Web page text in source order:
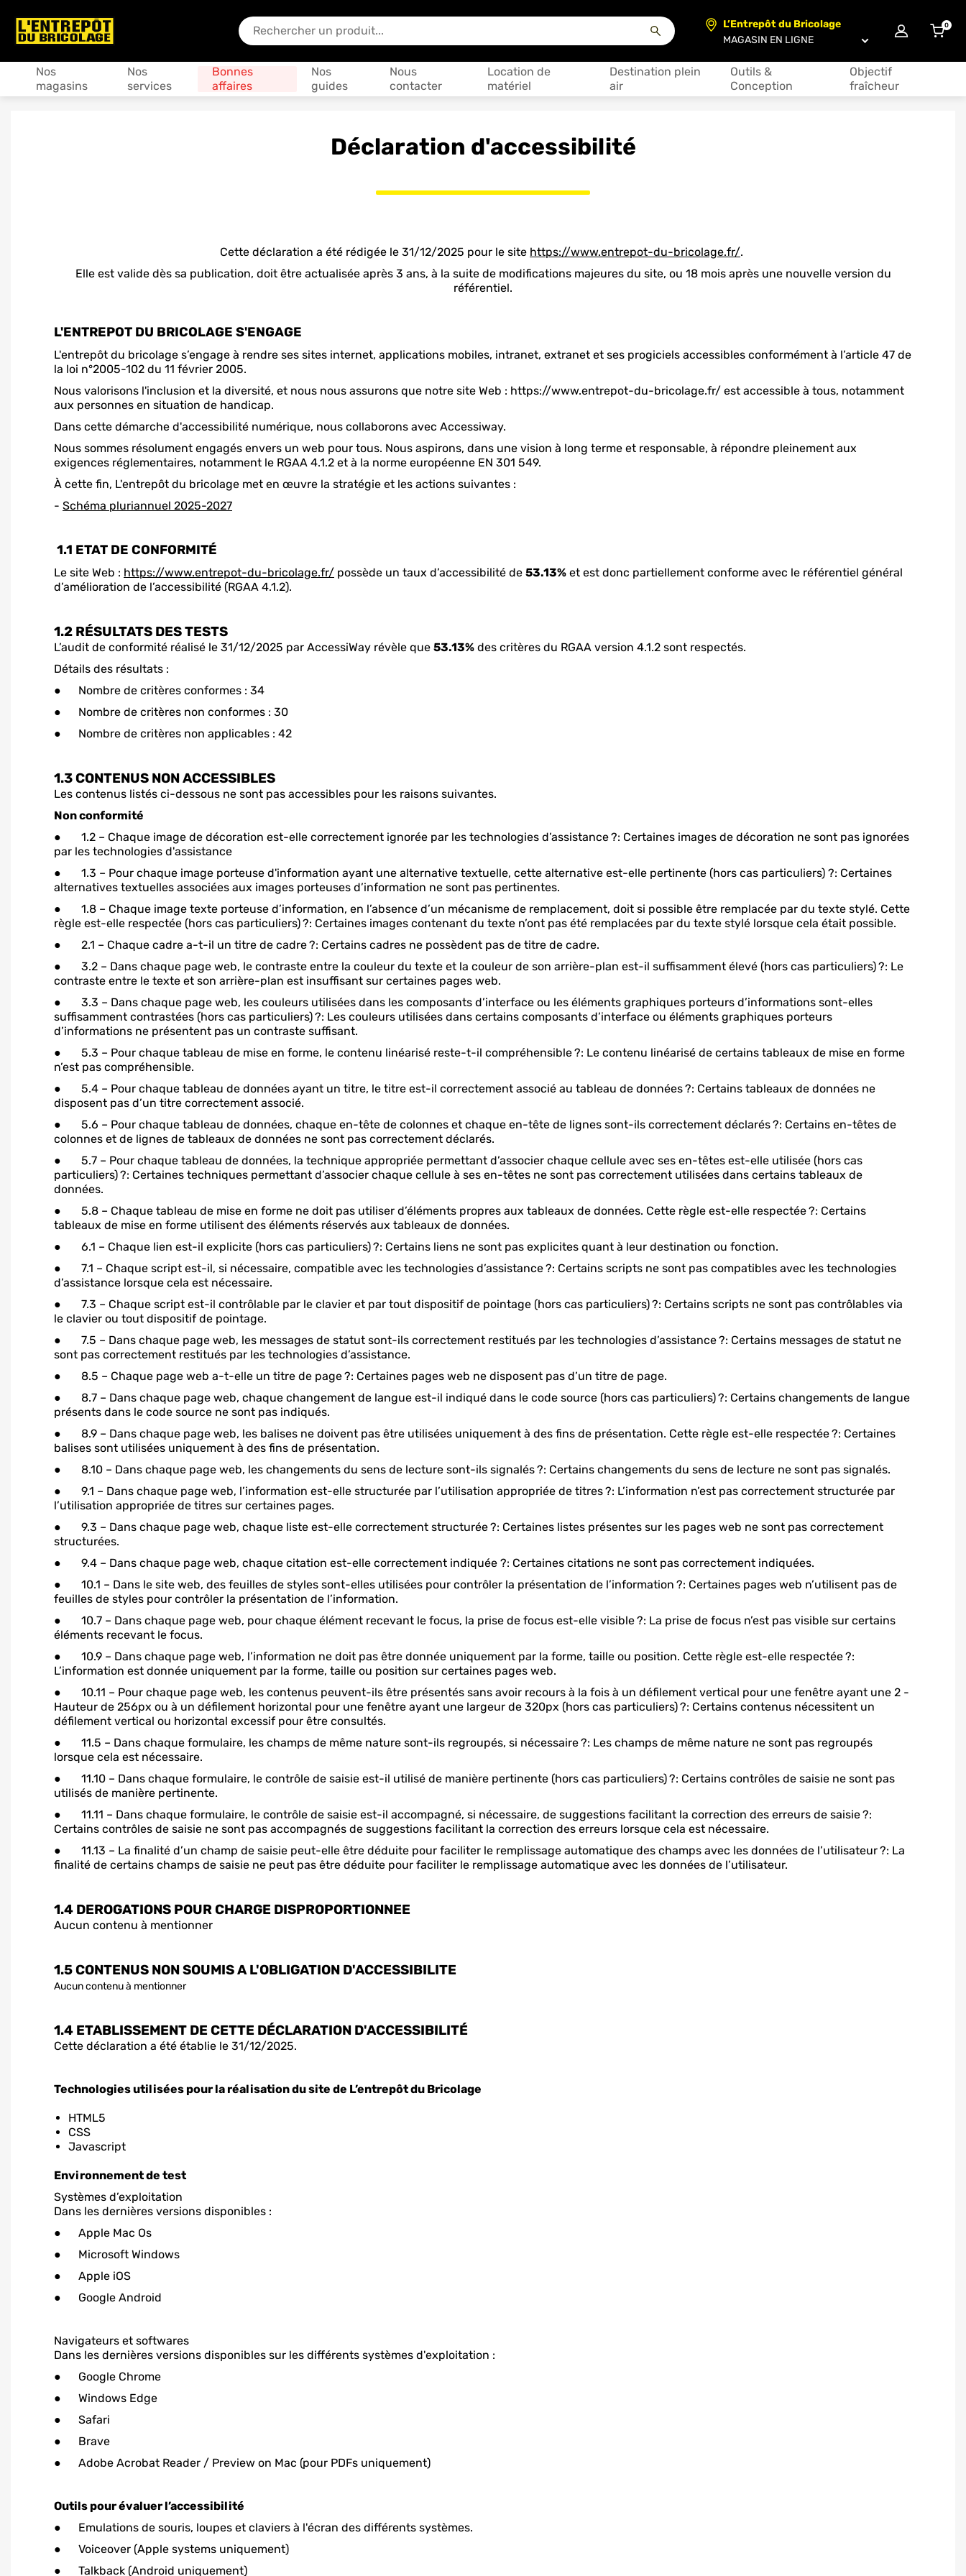
En quoi puis-je vous aider ? L’Entrepôt du Bricolage
Choisir un magasin
0article
Nos
magasins
Nos
services
Bonnes
affaires
Nos
guides
Nous
contacter
Location de
matériel
Destination plein
air
Outils &
Conception
Objectif
fraîcheur
Déclaration d'accessibilité
Cette déclaration a été rédigée le 31/12/2025 pour le site https://www.entrepot-du-bricolage.fr/.
Elle est valide dès sa publication, doit être actualisée après 3 ans, à la suite de modifications majeures du site, ou 18 mois après une nouvelle version du
référentiel.
L'ENTREPOT DU BRICOLAGE S'ENGAGE
L'entrepôt du bricolage s’engage à rendre ses sites internet, applications mobiles, intranet, extranet et ses progiciels accessibles conformément à l’article 47 de
la loi n°2005-102 du 11 février 2005.
Nous valorisons l'inclusion et la diversité, et nous nous assurons que notre site Web : https://www.entrepot-du-bricolage.fr/ est accessible à tous, notamment
aux personnes en situation de handicap.
Dans cette démarche d'accessibilité numérique, nous collaborons avec Accessiway.
Nous sommes résolument engagés envers un web pour tous. Nous aspirons, dans une vision à long terme et responsable, à répondre pleinement aux
exigences réglementaires, notamment le RGAA 4.1.2 et à la norme européenne EN 301 549.
À cette fin, L'entrepôt du bricolage met en œuvre la stratégie et les actions suivantes :
- Schéma pluriannuel 2025-2027
1.1 ETAT DE CONFORMITÉ
Le site Web : https://www.entrepot-du-bricolage.fr/ possède un taux d’accessibilité de 53.13% et est donc partiellement conforme avec le référentiel général
d’amélioration de l’accessibilité (RGAA 4.1.2).
1.2 RÉSULTATS DES TESTS
L’audit de conformité réalisé le 31/12/2025 par AccessiWay révèle que 53.13% des critères du RGAA version 4.1.2 sont respectés.
Détails des résultats :
● Nombre de critères conformes : 34
● Nombre de critères non conformes : 30
● Nombre de critères non applicables : 42
1.3CONTENUS NON ACCESSIBLES
Les contenus listés ci-dessous ne sont pas accessibles pour les raisons suivantes.
Non conformité
● 1.2 – Chaque image de décoration est-elle correctement ignorée par les technologies d’assistance ?: Certaines images de décoration ne sont pas ignorées
par les technologies d'assistance
● 1.3 – Pour chaque image porteuse d'information ayant une alternative textuelle, cette alternative est-elle pertinente (hors cas particuliers) ?: Certaines
alternatives textuelles associées aux images porteuses d’information ne sont pas pertinentes.
● 1.8 – Chaque image texte porteuse d’information, en l’absence d’un mécanisme de remplacement, doit si possible être remplacée par du texte stylé. Cette
règle est-elle respectée (hors cas particuliers) ?: Certaines images contenant du texte n’ont pas été remplacées par du texte stylé lorsque cela était possible.
● 2.1 – Chaque cadre a-t-il un titre de cadre ?: Certains cadres ne possèdent pas de titre de cadre.
● 3.2 – Dans chaque page web, le contraste entre la couleur du texte et la couleur de son arrière-plan est-il suffisamment élevé (hors cas particuliers) ?: Le
contraste entre le texte et son arrière-plan est insuffisant sur certaines pages web.
● 3.3 – Dans chaque page web, les couleurs utilisées dans les composants d’interface ou les éléments graphiques porteurs d’informations sont-elles
suffisamment contrastées (hors cas particuliers) ?: Les couleurs utilisées dans certains composants d’interface ou éléments graphiques porteurs
d’informations ne présentent pas un contraste suffisant.
● 5.3 – Pour chaque tableau de mise en forme, le contenu linéarisé reste-t-il compréhensible ?: Le contenu linéarisé de certains tableaux de mise en forme
n’est pas compréhensible.
● 5.4 – Pour chaque tableau de données ayant un titre, le titre est-il correctement associé au tableau de données ?: Certains tableaux de données ne
disposent pas d’un titre correctement associé.
● 5.6 – Pour chaque tableau de données, chaque en-tête de colonnes et chaque en-tête de lignes sont-ils correctement déclarés ?: Certains en-têtes de
colonnes et de lignes de tableaux de données ne sont pas correctement déclarés.
● 5.7 – Pour chaque tableau de données, la technique appropriée permettant d’associer chaque cellule avec ses en-têtes est-elle utilisée (hors cas
particuliers) ?: Certaines techniques permettant d’associer chaque cellule à ses en-têtes ne sont pas correctement utilisées dans certains tableaux de
données.
● 5.8 – Chaque tableau de mise en forme ne doit pas utiliser d’éléments propres aux tableaux de données. Cette règle est-elle respectée ?: Certains
tableaux de mise en forme utilisent des éléments réservés aux tableaux de données.
● 6.1 – Chaque lien est-il explicite (hors cas particuliers) ?: Certains liens ne sont pas explicites quant à leur destination ou fonction.
● 7.1 – Chaque script est-il, si nécessaire, compatible avec les technologies d’assistance ?: Certains scripts ne sont pas compatibles avec les technologies
d’assistance lorsque cela est nécessaire.
● 7.3 – Chaque script est-il contrôlable par le clavier et par tout dispositif de pointage (hors cas particuliers) ?: Certains scripts ne sont pas contrôlables via
le clavier ou tout dispositif de pointage.
● 7.5 – Dans chaque page web, les messages de statut sont-ils correctement restitués par les technologies d’assistance ?: Certains messages de statut ne
sont pas correctement restitués par les technologies d’assistance.
● 8.5 – Chaque page web a-t-elle un titre de page ?: Certaines pages web ne disposent pas d’un titre de page.
● 8.7 – Dans chaque page web, chaque changement de langue est-il indiqué dans le code source (hors cas particuliers) ?: Certains changements de langue
présents dans le code source ne sont pas indiqués.
● 8.9 – Dans chaque page web, les balises ne doivent pas être utilisées uniquement à des fins de présentation. Cette règle est-elle respectée ?: Certaines
balises sont utilisées uniquement à des fins de présentation.
● 8.10 – Dans chaque page web, les changements du sens de lecture sont-ils signalés ?: Certains changements du sens de lecture ne sont pas signalés.
● 9.1 – Dans chaque page web, l’information est-elle structurée par l’utilisation appropriée de titres ?: L’information n’est pas correctement structurée par
l’utilisation appropriée de titres sur certaines pages.
● 9.3 – Dans chaque page web, chaque liste est-elle correctement structurée ?: Certaines listes présentes sur les pages web ne sont pas correctement
structurées.
● 9.4 – Dans chaque page web, chaque citation est-elle correctement indiquée ?: Certaines citations ne sont pas correctement indiquées.
● 10.1 – Dans le site web, des feuilles de styles sont-elles utilisées pour contrôler la présentation de l’information ?: Certaines pages web n’utilisent pas de
feuilles de styles pour contrôler la présentation de l’information.
● 10.7 – Dans chaque page web, pour chaque élément recevant le focus, la prise de focus est-elle visible ?: La prise de focus n’est pas visible sur certains
éléments recevant le focus.
● 10.9 – Dans chaque page web, l’information ne doit pas être donnée uniquement par la forme, taille ou position. Cette règle est-elle respectée ?:
L’information est donnée uniquement par la forme, taille ou position sur certaines pages web.
● 10.11 – Pour chaque page web, les contenus peuvent-ils être présentés sans avoir recours à la fois à un défilement vertical pour une fenêtre ayant une 2 -
Hauteur de 256px ou à un défilement horizontal pour une fenêtre ayant une largeur de 320px (hors cas particuliers) ?: Certains contenus nécessitent un
défilement vertical ou horizontal excessif pour être consultés.
● 11.5 – Dans chaque formulaire, les champs de même nature sont-ils regroupés, si nécessaire ?: Les champs de même nature ne sont pas regroupés
lorsque cela est nécessaire.
● 11.10 – Dans chaque formulaire, le contrôle de saisie est-il utilisé de manière pertinente (hors cas particuliers) ?: Certains contrôles de saisie ne sont pas
utilisés de manière pertinente.
● 11.11 – Dans chaque formulaire, le contrôle de saisie est-il accompagné, si nécessaire, de suggestions facilitant la correction des erreurs de saisie ?:
Certains contrôles de saisie ne sont pas accompagnés de suggestions facilitant la correction des erreurs lorsque cela est nécessaire.
● 11.13 – La finalité d’un champ de saisie peut-elle être déduite pour faciliter le remplissage automatique des champs avec les données de l’utilisateur ?: La
finalité de certains champs de saisie ne peut pas être déduite pour faciliter le remplissage automatique avec les données de l’utilisateur.
1.4 DEROGATIONS POUR CHARGE DISPROPORTIONNEE
Aucun contenu à mentionner
1.5 CONTENUS NON SOUMISA L'OBLIGATION D'ACCESSIBILITE
Aucun contenu à mentionner
1.4 ETABLISSEMENT DE CETTE DÉCLARATION D'ACCESSIBILITÉ
Cette déclaration a été établie le 31/12/2025.
Technologies utilisées pour la réalisation du site de L’entrepôt du Bricolage
HTML5
CSS
Javascript
Environnement de test
Systèmes d’exploitation
Dans les dernières versions disponibles :
● Apple Mac Os
● Microsoft Windows
● Apple iOS
● Google Android
Navigateurs et softwares
Dans les dernières versions disponibles sur les différents systèmes d'exploitation :
● Google Chrome
● Windows Edge
● Safari
● Brave
● Adobe Acrobat Reader / Preview on Mac (pour PDFs uniquement)
Outils pour évaluer l’accessibilité
● Emulations de souris, loupes et claviers à l'écran des différents systèmes.
● Voiceover (Apple systems uniquement)
● Talkback (Android uniquement)